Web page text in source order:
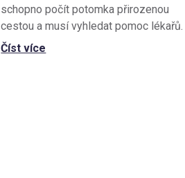
schopno počít potomka přirozenou
cestou a musí vyhledat pomoc lékařů.
Číst více